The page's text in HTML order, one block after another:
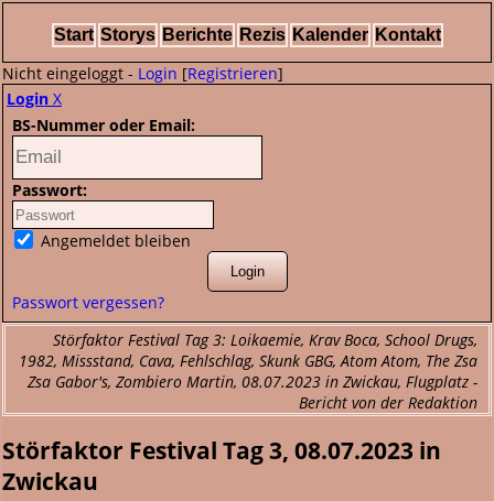
Start Storys Berichte Rezis Kalender Kontakt
Nicht eingeloggt - Login [Registrieren]
Login X
BS-Nummer oder Email:
Passwort:
Angemeldet bleiben
Passwort vergessen?
Störfaktor Festival Tag 3: Loikaemie, Krav Boca, School Drugs,
1982, Missstand, Cava, Fehlschlag, Skunk GBG, Atom Atom, The Zsa
Zsa Gabor's, Zombiero Martin, 08.07.2023 in Zwickau, Flugplatz -
Bericht von der Redaktion
Störfaktor Festival Tag 3, 08.07.2023 in
Zwickau